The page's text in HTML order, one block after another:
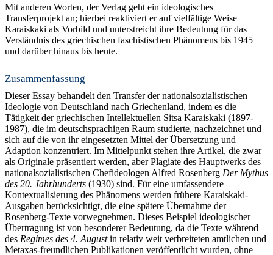
Mit anderen Worten, der Verlag geht ein ideologisches
Transferprojekt an; hierbei reaktiviert er auf vielfältige Weise
Karaiskaki als Vorbild und unterstreicht ihre Bedeutung für das
Verständnis des griechischen faschistischen Phänomens bis 1945
und darüber hinaus bis heute.
Zusammenfassung
Dieser Essay behandelt den Transfer der nationalsozialistischen
Ideologie von Deutschland nach Griechenland, indem es die
Tätigkeit der griechischen Intellektuellen Sitsa Karaiskaki (1897-
1987), die im deutschsprachigen Raum studierte, nachzeichnet und
sich auf die von ihr eingesetzten Mittel der Übersetzung und
Adaption konzentriert. Im Mittelpunkt stehen ihre Artikel, die zwar
als Originale präsentiert werden, aber Plagiate des Hauptwerks des
nationalsozialistischen Chefideologen Alfred Rosenberg Der Mythus
des 20. Jahrhunderts (1930) sind. Für eine umfassendere
Kontextualisierung des Phänomens werden frühere Karaiskaki-
Ausgaben berücksichtigt, die eine spätere Übernahme der
Rosenberg-Texte vorwegnehmen. Dieses Beispiel ideologischer
Übertragung ist von besonderer Bedeutung, da die Texte während
des Regimes des 4. Augustin relativ weit verbreiteten amtlichen und
Metaxas-freundlichen Publikationen veröffentlicht wurden, ohne